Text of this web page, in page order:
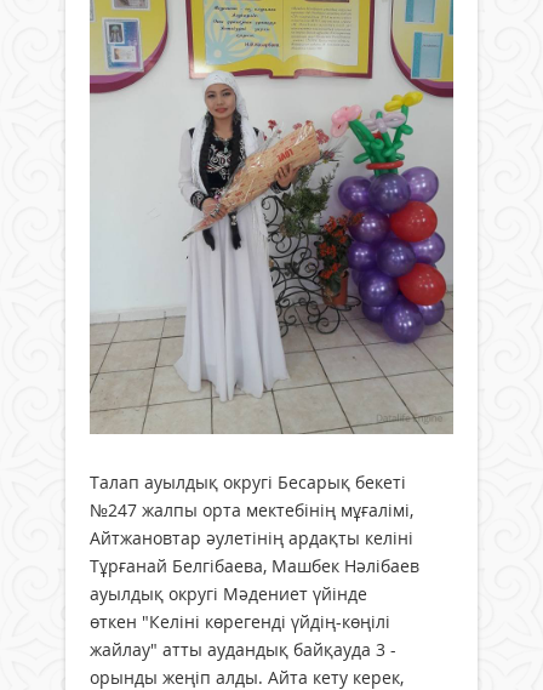
Талап ауылдық округі Бесарық бекеті
№247 жалпы орта мектебінің мұғалімі,
Айтжановтар әулетінің ардақты келіні
Тұрғанай Белгібаева, Машбек Нәлібаев
ауылдық округі Мәдениет үйінде
өткен "Келіні көрегенді үйдің-көңілі
жайлау" атты аудандық байқауда 3 -
орынды жеңіп алды. Айта кету керек,